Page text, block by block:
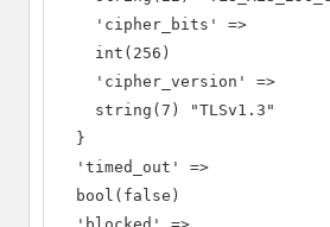
    'cipher_bits' =>
    int(256)
    'cipher_version' =>
    string(7) "TLSv1.3"
  }
  'timed_out' =>
  bool(false)